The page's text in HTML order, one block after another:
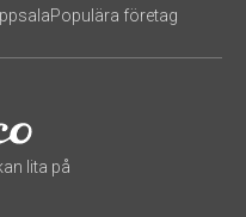
Populära företag
lita på